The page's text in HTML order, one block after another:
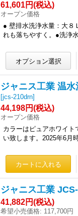
61,601円(税込)
オープン価格
● 壁排水洗浄水量：大８
れも落ちやすく。●洗浄
ジャニス工業 温
[jcs-210drn]
44,198円(税込)
オープン価格
カラーはピュアホワイ
い致します。2025年6月
ジャニス工業
41,882円(税込)
希望小売価格: 117,700円